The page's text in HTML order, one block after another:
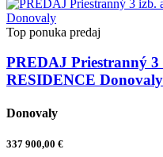
Top ponuka predaj
PREDAJ Priestranný
RESIDENCE Donovaly
Donovaly
337 900,00 €